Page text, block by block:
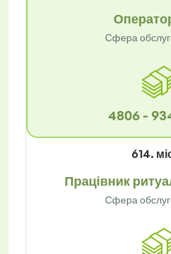
Сфера
4806 -
614.
Працівник
Сфера